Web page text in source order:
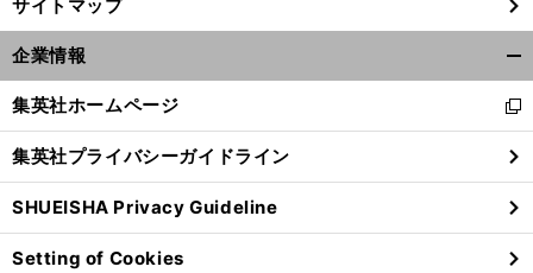
サイトマップ
企業情報
閉
る
集英社ホームページ
新
し
い
ウ
ィ
ン
ド
集英社プライバシーガイドライン
SHUEISHA Privacy Guideline
Setting of Cookies